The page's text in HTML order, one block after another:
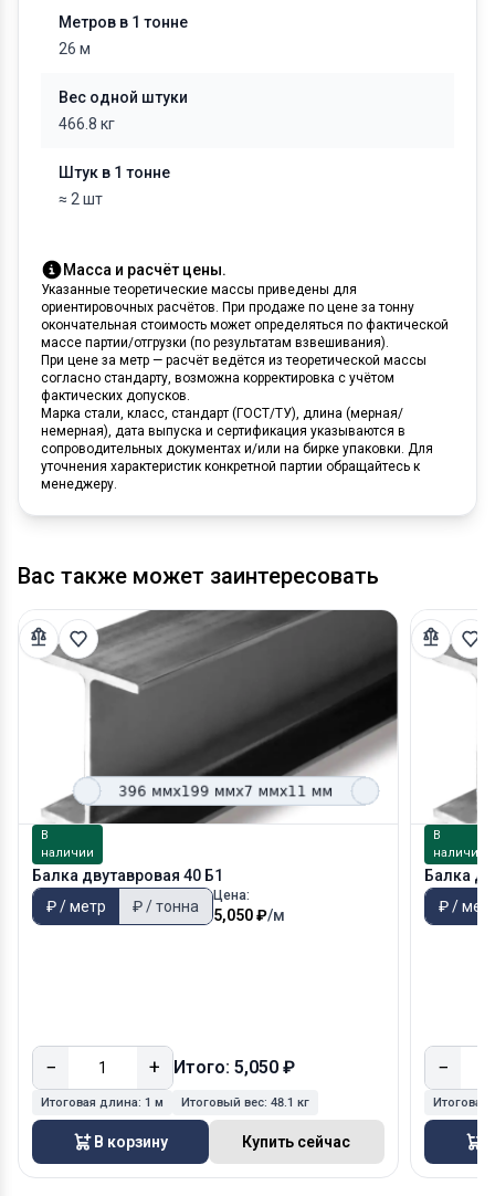
Метров в 1 тонне
26 м
Вес одной штуки
466.8 кг
Штук в 1 тонне
≈ 2 шт
Масса и расчёт цены.
Указанные теоретические массы приведены для
ориентировочных расчётов. При продаже по цене за тонну
окончательная стоимость может определяться по фактической
массе партии/отгрузки (по результатам взвешивания).
При цене за метр — расчёт ведётся из теоретической массы
согласно стандарту, возможна корректировка с учётом
фактических допусков.
Марка стали, класс, стандарт (ГОСТ/ТУ), длина (мерная/
немерная), дата выпуска и сертификация указываются в
сопроводительных документах и/или на бирке упаковки. Для
уточнения характеристик конкретной партии обращайтесь к
менеджеру.
Вас также может заинтересовать
В
наличии
Балка двутавровая 40 Б1
₽ / метр
₽ / тонна
Цена:
5,050 ₽/м
− + Итого: 5,050 ₽
Итоговая длина: 1 м Итоговый вес: 48.1 кг
В корзину Купить сейчас
В
наличии
Балка
₽ /
−